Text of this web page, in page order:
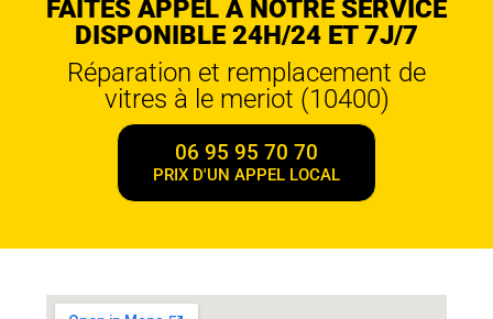
FAITES APPEL À NOTRE SERVICE
DISPONIBLE 24H/24 ET 7J/7
Réparation et remplacement de
vitres à le meriot (10400)
06 95 95 70 70
PRIX D'UN APPEL LOCAL